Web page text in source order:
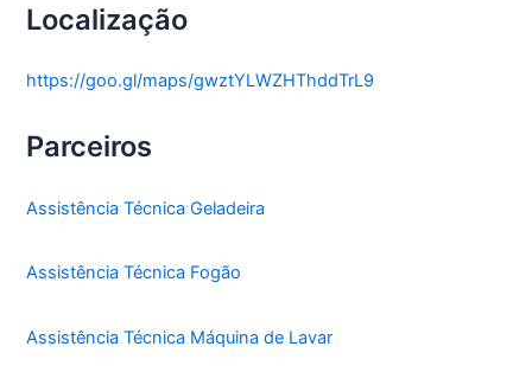
Localização
https://goo.gl/maps/gwztYLWZHThddTrL9
Parceiros
Assistência Técnica Geladeira
Assistência Técnica Fogão
Assistência Técnica Máquina de Lavar